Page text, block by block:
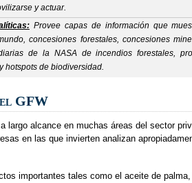
y actuar.
Provee capas de información que
concesiones forestales, concesiones
de la NASA de incendios forestales,
hotspots de biodiversidad.
GFW
largo alcance en muchas áreas del sector
en las que invierten analizan
importantes tales como el aceite de